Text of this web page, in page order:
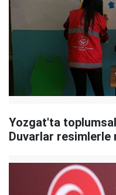
Yozgat'ta
Duvarlar resimlerle